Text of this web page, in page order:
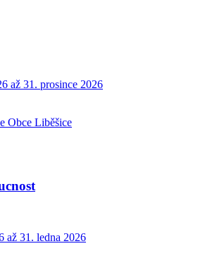
až 31. prosince 2026
Obce Liběšice
až 31. ledna 2026